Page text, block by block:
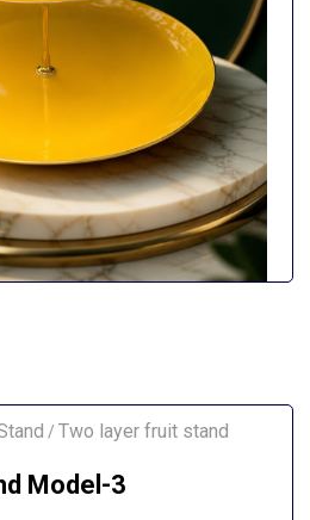
/ Two layer fruit stand
Model-3